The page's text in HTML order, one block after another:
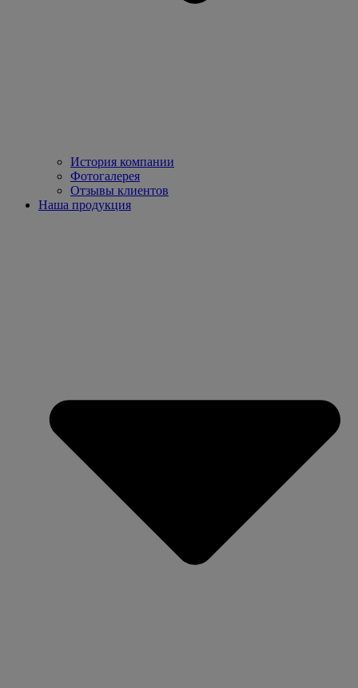
История компании
Фотогалерея
Отзывы клиентов
Наша продукция